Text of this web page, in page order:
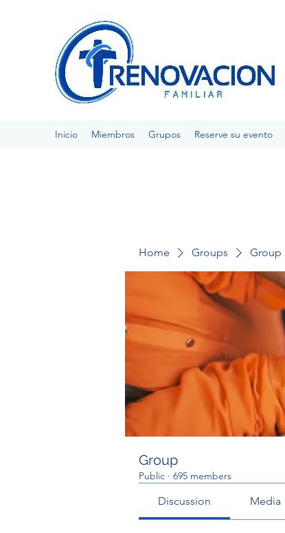
Inicio Miembros Grupos Reserve su evento
Home Groups Group
Group
Public · 695 members
Discussion Media